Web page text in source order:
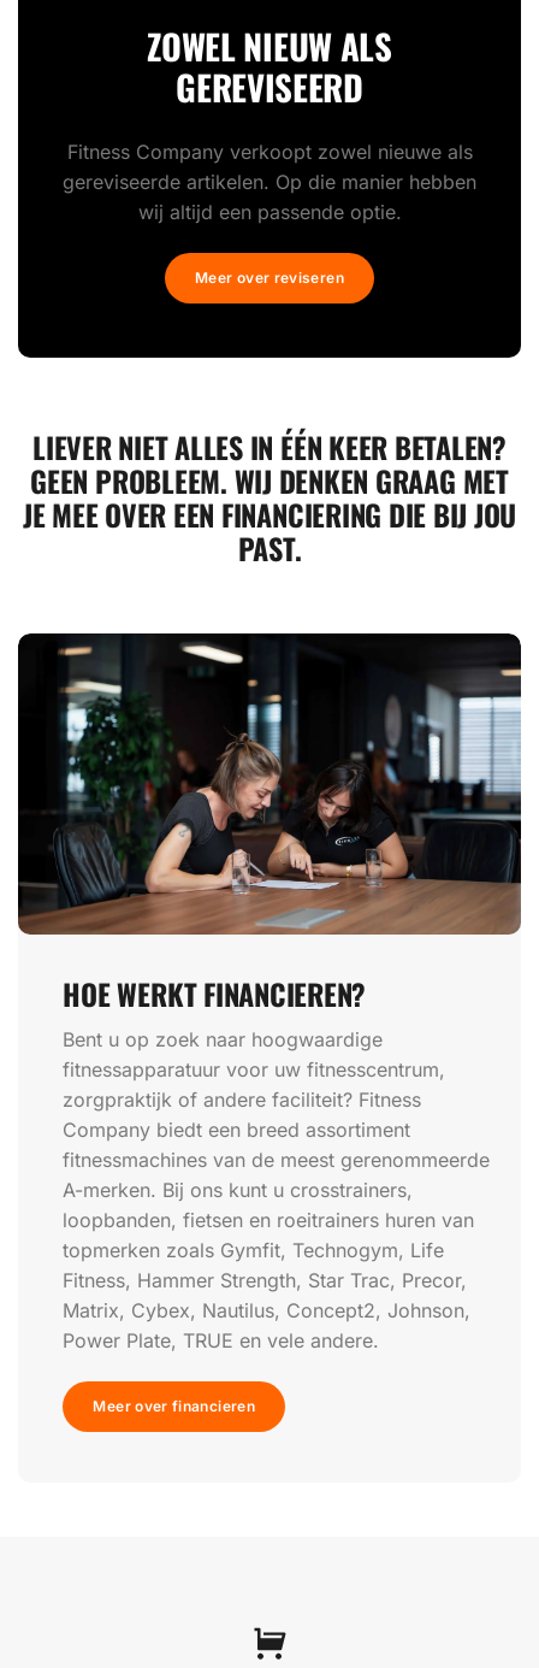
ZOWEL NIEUW ALS
GEREVISEERD
Fitness Company verkoopt zowel nieuwe als
gereviseerde artikelen. Op die manier hebben
wij altijd een passende optie.
Meer over reviseren
LIEVER NIET ALLES IN ÉÉN KEER BETALEN?
GEEN PROBLEEM. WIJ DENKEN GRAAG MET
JE MEE OVER EEN FINANCIERING DIE BIJ JOU
PAST.
HOE WERKT FINANCIEREN?
Bent u op zoek naar hoogwaardige
fitnessapparatuur voor uw fitnesscentrum,
zorgpraktijk of andere faciliteit? Fitness
Company biedt een breed assortiment
fitnessmachines van de meest gerenommeerde
A-merken. Bij ons kunt u crosstrainers,
loopbanden, fietsen en roeitrainers huren van
topmerken zoals Gymfit, Technogym, Life
Fitness, Hammer Strength, Star Trac, Precor,
Matrix, Cybex, Nautilus, Concept2, Johnson,
Power Plate, TRUE en vele andere.
Meer over financieren